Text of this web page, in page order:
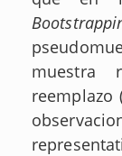
muestra
reemplazo